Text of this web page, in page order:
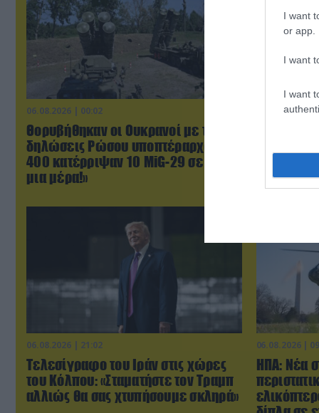
I want
or app.
I want
I want
06.08.2026 | 00:02
Θορυβήθηκαν οι Ουκρανοί με τις
δηλώσεις Ρώσου υποπτέραρχου: «S-
400 κατέρριψαν 10 MiG-29 σε μόλις
μια μέρα!»
06.08.2026 |
θα την
06.08.2026 | 21:02
Τελεσίγραφο του Ιράν στις χώρες
του Κόλπου: «Σταματήστε τον Τραμπ
αλλιώς θα σας χτυπήσουμε σκληρά»
06.08.2026 |
ΗΠΑ: Nέα